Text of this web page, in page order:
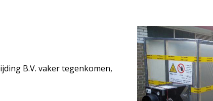
B.V. vaker tegenkomen,